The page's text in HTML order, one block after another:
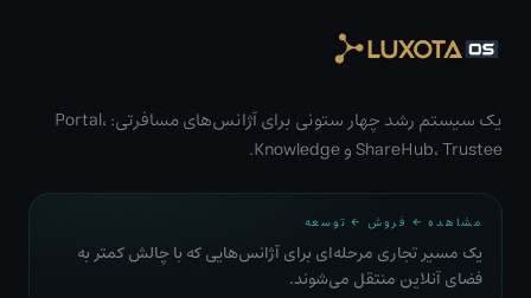
یک سیستم رشد چهار ستونی برای آژانس‌های مسافرتی: Portal،
ShareHub، Trustee و Knowledge.
مشاهده ← فروش ← توسعه
یک مسیر تجاری مرحله‌ای برای آژانس‌هایی که با چالش کمتر به
فضای آنلاین منتقل می‌شوند.